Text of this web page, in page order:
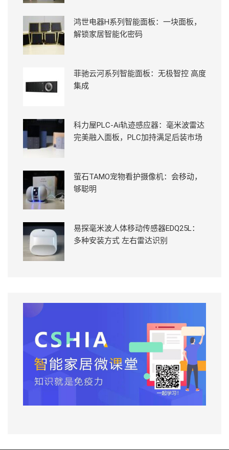
鸿世电器H系列智能面板：一块面板，
解锁家居智能化密码
菲驰云河系列智能面板：无极智控 高度
集成
科力屋PLC-Ai轨迹感应器：毫米波雷达
完美融入面板，PLC加持满足后装市场
萤石TAMO宠物看护摄像机：会移动，
够聪明
易探毫米波人体移动传感器EDQ25L：
多种安装方式 左右雷达识别